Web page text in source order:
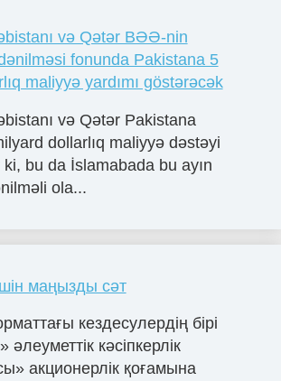
və Qətər BƏƏ-nin
fonunda Pakistana 5
maliyyə yardımı göstərəcək
və Qətər Pakistana
dollarlıq maliyyə dəstəyi
bu da İslamabada bu ayın
ola...
маңызды сәт
кездесулердің бірі
әлеуметтік кәсіпкерлік
акционерлік қоғамына